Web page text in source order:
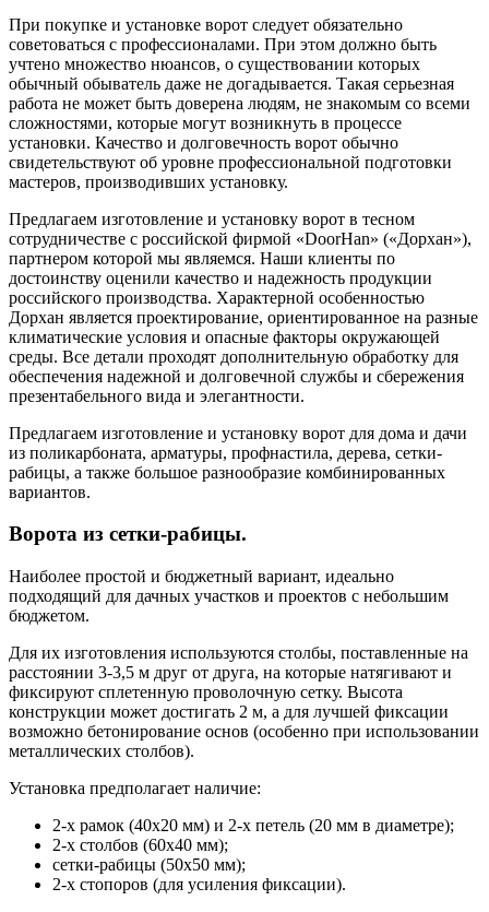
При покупке и установке ворот следует обязательно
советоваться с профессионалами. При этом должно быть
учтено множество нюансов, о существовании которых
обычный обыватель даже не догадывается. Такая серьезная
работа не может быть доверена людям, не знакомым со всеми
сложностями, которые могут возникнуть в процессе
установки. Качество и долговечность ворот обычно
свидетельствуют об уровне профессиональной подготовки
мастеров, производивших установку.
Предлагаем изготовление и установку ворот в тесном
сотрудничестве с российской фирмой «DoorHan» («Дорхан»),
партнером которой мы являемся. Наши клиенты по
достоинству оценили качество и надежность продукции
российского производства. Характерной особенностью
Дорхан является проектирование, ориентированное на разные
климатические условия и опасные факторы окружающей
среды. Все детали проходят дополнительную обработку для
обеспечения надежной и долговечной службы и сбережения
презентабельного вида и элегантности.
Предлагаем изготовление и установку ворот для дома и дачи
из поликарбоната, арматуры, профнастила, дерева, сетки-
рабицы, а также большое разнообразие комбинированных
вариантов.
Ворота из сетки-рабицы.
Наиболее простой и бюджетный вариант, идеально
подходящий для дачных участков и проектов с небольшим
бюджетом.
Для их изготовления используются столбы, поставленные на
расстоянии 3-3,5 м друг от друга, на которые натягивают и
фиксируют сплетенную проволочную сетку. Высота
конструкции может достигать 2 м, а для лучшей фиксации
возможно бетонирование основ (особенно при использовании
металлических столбов).
Установка предполагает наличие:
2-х рамок (40х20 мм) и 2-х петель (20 мм в диаметре);
2-х столбов (60х40 мм);
сетки-рабицы (50х50 мм);
2-х стопоров (для усиления фиксации).